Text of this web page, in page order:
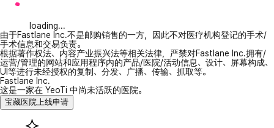
loading...
由于Fastlane Inc.不是邮购销售的一方，因此不对医疗机构登记的手术/
手术信息和交易负责。
根据著作权法、内容产业振兴法等相关法律，严禁对Fastlane Inc.拥有/
运营/管理的网站和应用程序内的产品/医院/活动信息、设计、屏幕构成、
UI等进行未经授权的复制、分发、广播、传输、抓取等。
Fastlane Inc.
这是一家在 YeoTi 中尚未活跃的医院。
宝藏医院上线申请